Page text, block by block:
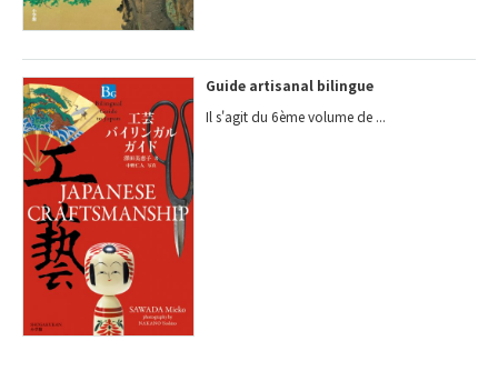
Guide artisanal bilingue
Il s'agit du 6ème volume de ...